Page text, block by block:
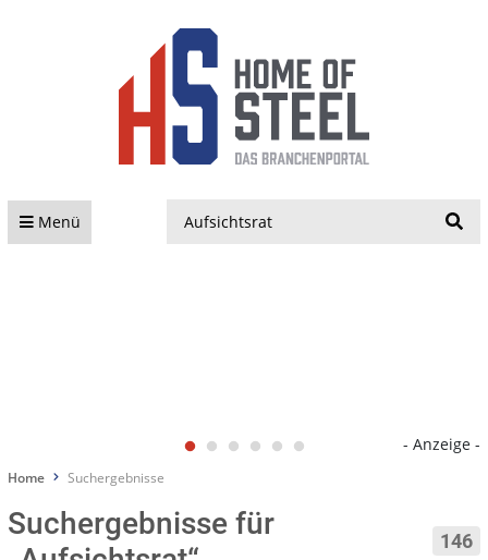
Menü
- Anzeige -
Home Suchergebnisse
Suchergebnisse für
146